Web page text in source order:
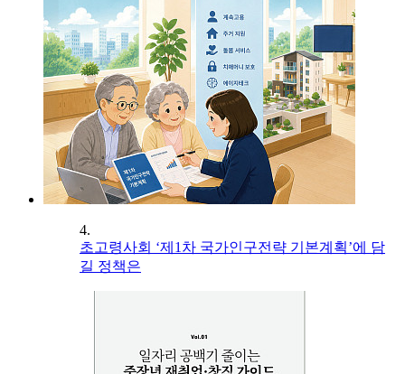
4.
초고령사회 ‘제1차 국가인구전략 기본계획’에 담
길 정책은